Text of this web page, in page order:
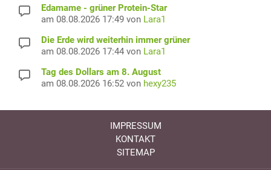
Edamame - grüner Protein-Star
am 08.08.2026 17:49 von Lara1
Die Erde wird weiterhin immer grüner
am 08.08.2026 17:44 von Lara1
Tag des Dollars am 8. August
am 08.08.2026 16:52 von hexy235
IMPRESSUM
KONTAKT
SITEMAP